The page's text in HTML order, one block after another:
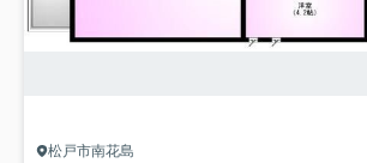
松戸市南花島